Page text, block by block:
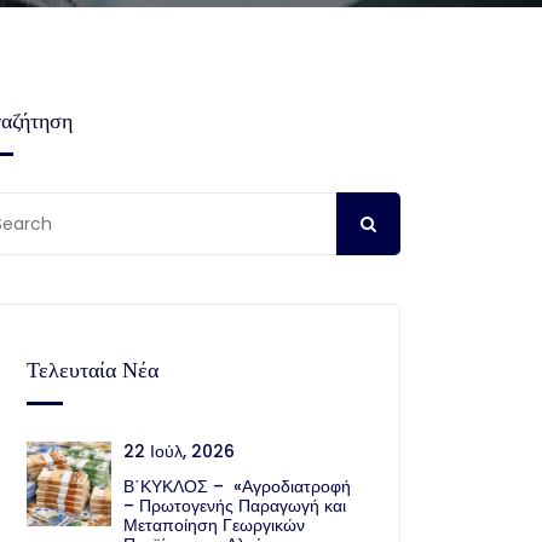
Τελευταία Νέα
22 Ιούλ, 2026
Β΄ΚΥΚΛΟΣ – «Αγροδιατροφή
– Πρωτογενής Παραγωγή και
Μεταποίηση Γεωργικών